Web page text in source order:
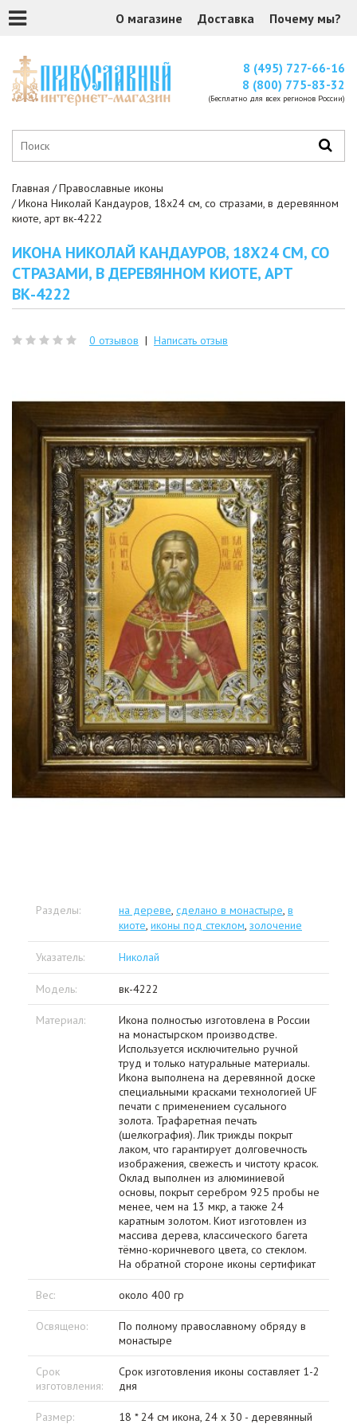
О магазине Доставка Почему мы?
8 (495) 727-66-16
8 (800) 775-83-32
(Бесплатно для всех регионов России)
Главная
Православные иконы
Икона Николай Кандауров, 18x24 см, со стразами, в деревянном
киоте, арт вк-4222
ИКОНА НИКОЛАЙ КАНДАУРОВ, 18X24 СМ, СО
СТРАЗАМИ, В ДЕРЕВЯННОМ КИОТЕ, АРТ
ВК-4222
0 отзывов | Написать отзыв
Разделы: на дереве, сделано в монастыре, в
киоте, иконы под стеклом, золочение
Указатель: Николай
Модель: вк-4222
Материал:
Икона полностью изготовлена в России
на монастырском производстве.
Используется исключительно ручной
труд и только натуральные материалы.
Икона выполнена на деревянной доске
специальными красками технологией UF
печати с применением сусального
золота. Трафаретная печать
(шелкография). Лик трижды покрыт
лаком, что гарантирует долговечность
изображения, свежесть и чистоту красок.
Оклад выполнен из алюминиевой
основы, покрыт серебром 925 пробы не
менее, чем на 13 мкр, а также 24
каратным золотом. Киот изготовлен из
массива дерева, классического багета
тёмно-коричневого цвета, со стеклом.
На обратной стороне иконы сертификат
Вес: около 400 гр
Освящено:
По полному православному обряду в
монастыре
Срок
изготовления:
Срок изготовления иконы составляет 1-2
дня
Размер:
18 * 24 см икона, 24 х 30 - деревянный